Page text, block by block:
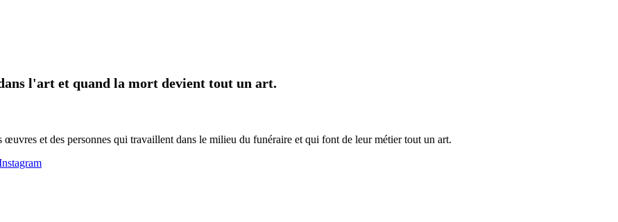
l'art et quand la mort devient tout un art.
et des personnes qui travaillent dans le milieu du funéraire et qui font de leur métier tout un art.